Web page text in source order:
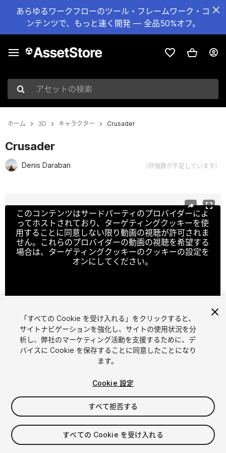
あらゆるワークフローのツール・フレームワーク・コ
ンテンツで、もっと速く開発 — 全品50%オフ。
アセットの検索
ホーム 3D キャラクター Crusader
Crusader
Denis Daraban （評価数が不足しています）
このコンテンツはサードパーティのプロバイダーによ
ってホストされており、ターゲティングクッキーを使
用することに同意しない限り動画の視聴が許可されま
せん。これらのプロバイダーの動画の視聴を希望する
場合は、ターゲティングクッキーのクッキーの設定を
オンにしてください。
1/ 43
$30
消費税は決済時に計算されます
「すべての Cookie を受け入れる」をクリックすると、
サイトナビゲーションを強化し、サイトの使用状況を分
析し、弊社のマーケティング活動を支援するために、デ
バイスに Cookie を保存することに同意したことになり
ます。
Cookie 設定
すべて拒否する
すべての Cookie を受け入れる